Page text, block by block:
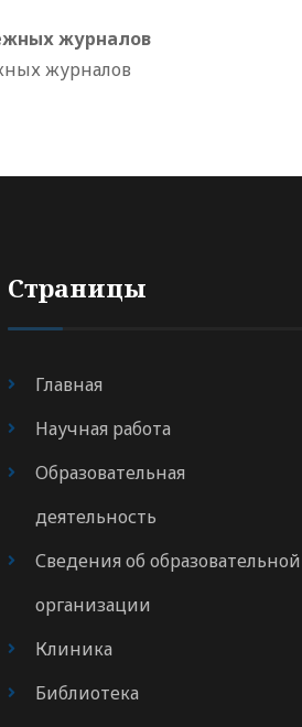
журналов
журналов
Страницы
Главная
Научная работа
Образовательная
деятельность
Сведения об образовательной
организации
Клиника
Библиотека